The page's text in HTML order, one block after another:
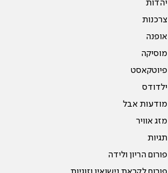
יהדות
צרכנות
אופנה
מוסיקה
פיוטקאסט
ילדודס
מודעות אבל
מזג אוויר
תגיות
פורום הריון ולידה